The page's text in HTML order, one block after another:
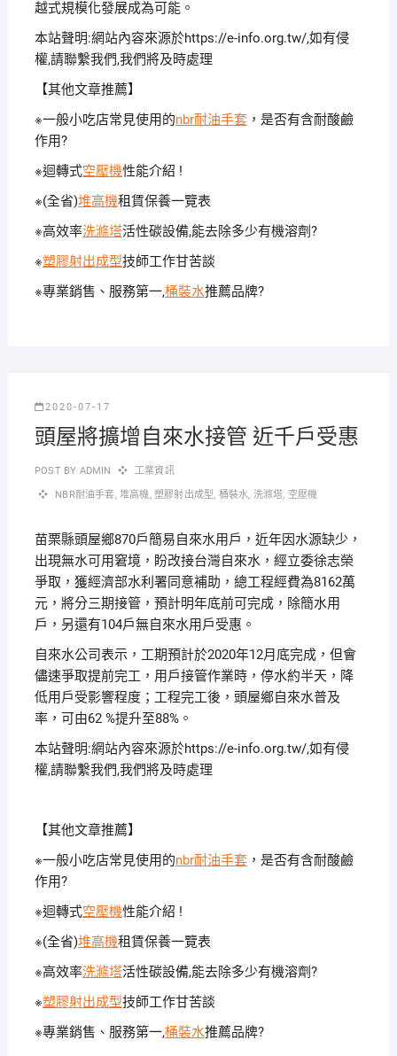
越式規模化發展成為可能。
本站聲明:網站內容來源於https://e-info.org.tw/,如有侵
權,請聯繫我們,我們將及時處理
【其他文章推薦】
※一般小吃店常見使用的nbr耐油手套，是否有含耐酸鹼
作用?
※迴轉式空壓機性能介紹 !
※(全省)堆高機租賃保養一覽表
※高效率洗滌塔活性碳設備,能去除多少有機溶劑?
※塑膠射出成型技師工作甘苦談
※專業銷售、服務第一,桶裝水推薦品牌?
2020-07-17
頭屋將擴增自來水接管 近千戶受惠
POST BY ADMIN 工業資訊
NBR耐油手套, 堆高機, 塑膠射出成型, 桶裝水, 洗滌塔, 空壓機
苗栗縣頭屋鄉870戶簡易自來水用戶，近年因水源缺少，
出現無水可用窘境，盼改接台灣自來水，經立委徐志榮
爭取，獲經濟部水利署同意補助，總工程經費為8162萬
元，將分三期接管，預計明年底前可完成，除簡水用
戶，另還有104戶無自來水用戶受惠。
自來水公司表示，工期預計於2020年12月底完成，但會
儘速爭取提前完工，用戶接管作業時，停水約半天，降
低用戶受影響程度；工程完工後，頭屋鄉自來水普及
率，可由62 %提升至88%。
本站聲明:網站內容來源於https://e-info.org.tw/,如有侵
權,請聯繫我們,我們將及時處理
【其他文章推薦】
※一般小吃店常見使用的nbr耐油手套，是否有含耐酸鹼
作用?
※迴轉式空壓機性能介紹 !
※(全省)堆高機租賃保養一覽表
※高效率洗滌塔活性碳設備,能去除多少有機溶劑?
※塑膠射出成型技師工作甘苦談
※專業銷售、服務第一,桶裝水推薦品牌?